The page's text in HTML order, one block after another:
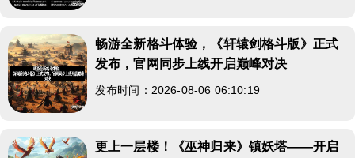
畅游全新格斗体验，《轩辕剑格斗版》正式
发布，官网同步上线开启巅峰对决
发布时间：2026-08-06 06:10:19
更上一层楼！《巫神归来》镇妖塔——开启